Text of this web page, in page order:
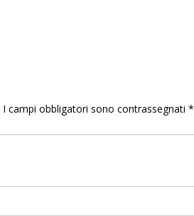
I campi obbligatori sono contrassegnati*